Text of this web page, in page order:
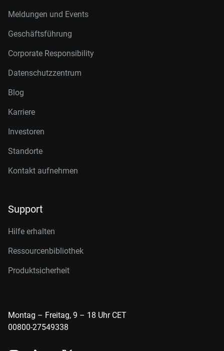
Meldungen und Events
Geschäftsführung
Corporate Responsibility
Datenschutzzentrum
Blog
Karriere
Investoren
Standorte
Kontakt aufnehmen
Support
Hilfe erhalten
Ressourcenbibliothek
Produktsicherheit
Montag – Freitag, 9 – 18 Uhr CET
00800-27549338